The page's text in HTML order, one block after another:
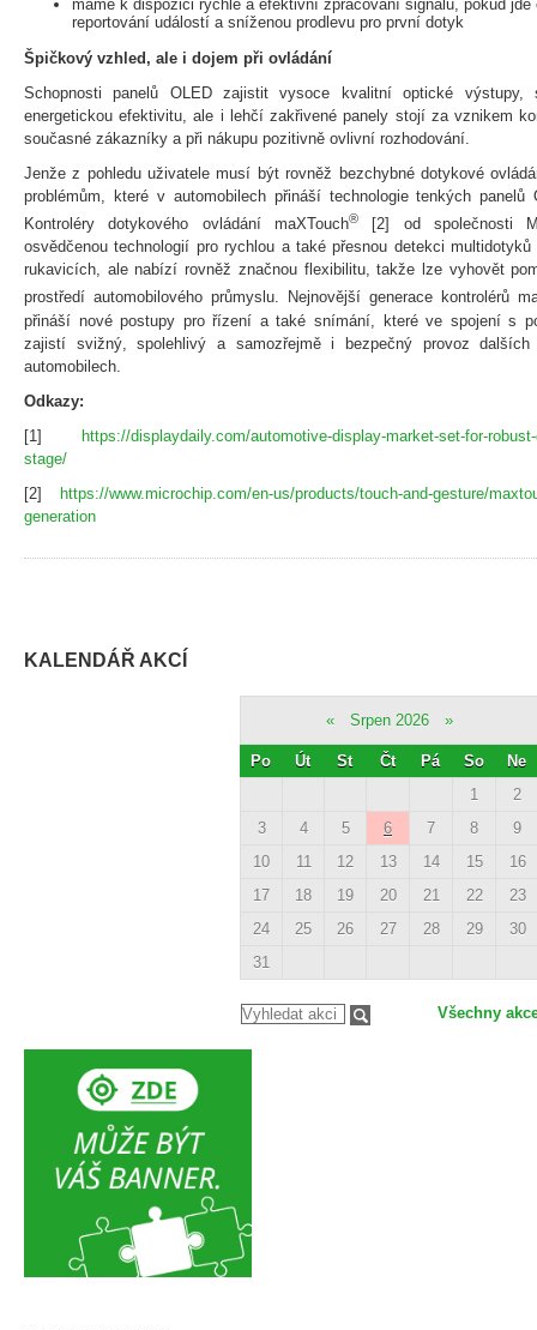
máme k dispozici rychlé a efektivní zpracování signálu, pokud
reportování událostí a sníženou prodlevu pro první dotyk
Špičkový vzhled, ale i dojem při ovládání
Schopnosti panelů OLED zajistit vysoce kvalitní optické výstupy,
energetickou efektivitu, ale i lehčí zakřivené panely stojí za vznikem
současné zákazníky a při nákupu pozitivně ovlivní rozhodování.
Jenže z pohledu uživatele musí být rovněž bezchybné dotykové
problémům, které v automobilech přináší technologie tenkých panelů
Kontroléry dotykového ovládání maXTouch®[2] od společnosti
osvědčenou technologií pro rychlou a také přesnou detekci
rukavicích, ale nabízí rovněž značnou flexibilitu, takže lze vyhovět
prostředí automobilového průmyslu. Nejnovější generace kontrolérů
přináší nové postupy pro řízení a také snímání, které ve spojení s
zajistí svižný, spolehlivý a samozřejmě i bezpečný provoz
automobilech.
Odkazy:
[1] https://displaydaily.com/automotive-display-market-set-for-
stage/
[2] https://www.microchip.com/en-us/products/touch-and-gesture/
generation
KALENDÁŘ AKCÍ
« Srpen 2026 »
Po Út St Čt Pá So
Ne
1
2
3
4 5 6 7 8
9
10
11 12 13 14 15
16
17
18 19 20 21 22
23
24
25 26 27 28 29
30
31
Všechny